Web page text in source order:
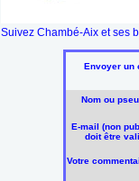
Suivez Chambé-Aix et ses
Envoyer un
Nom ou
E-mail (non
doit être
Votre